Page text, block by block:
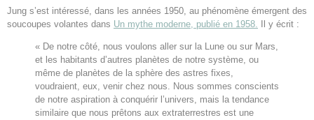
Jung s’est intéressé, dans les années 1950, au phénomène émergent des
soucoupes volantes dans Un mythe moderne, publié en 1958. Il y écrit :
« De notre côté, nous voulons aller sur la Lune ou sur Mars,
et les habitants d’autres planètes de notre système, ou
même de planètes de la sphère des astres fixes,
voudraient, eux, venir chez nous. Nous sommes conscients
de notre aspiration à conquérir l’univers, mais la tendance
similaire que nous prêtons aux extraterrestres est une